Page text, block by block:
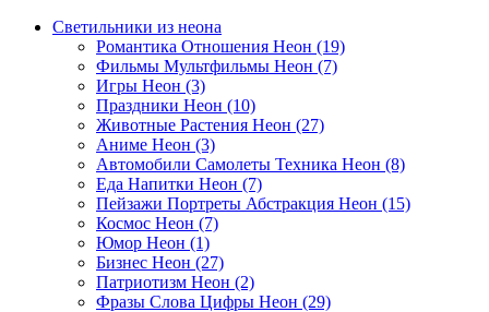
Светильники из неона
Романтика Отношения Неон (19)
Фильмы Мультфильмы Неон (7)
Игры Неон (3)
Праздники Неон (10)
Животные Растения Неон (27)
Аниме Неон (3)
Автомобили Самолеты Техника Неон (8)
Еда Напитки Неон (7)
Пейзажи Портреты Абстракция Неон (15)
Космос Неон (7)
Юмор Неон (1)
Бизнес Неон (27)
Патриотизм Неон (2)
Фразы Слова Цифры Неон (29)